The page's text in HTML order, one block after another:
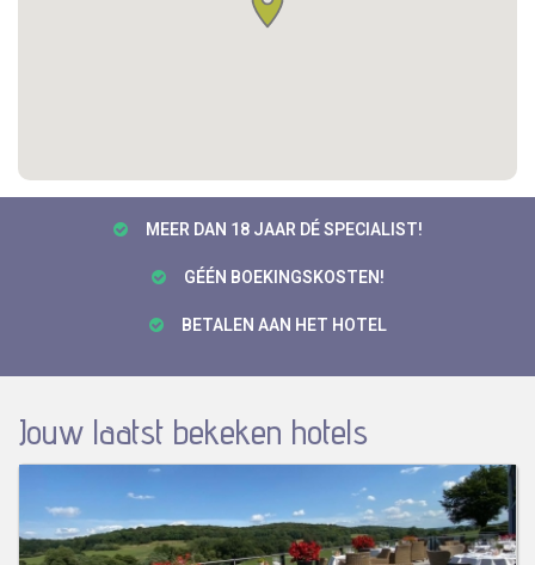
MEER DAN 18 JAAR DÉ SPECIALIST!
GÉÉN BOEKINGSKOSTEN!
BETALEN AAN HET HOTEL
Jouw laatst bekeken hotels